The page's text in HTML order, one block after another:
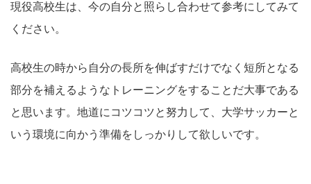
現役高校生は、今の自分と照らし合わせて参考にしてみて
ください。
高校生の時から自分の長所を伸ばすだけでなく短所となる
部分を補えるようなトレーニングをすることだ大事である
と思います。地道にコツコツと努力して、大学サッカーと
いう環境に向かう準備をしっかりして欲しいです。